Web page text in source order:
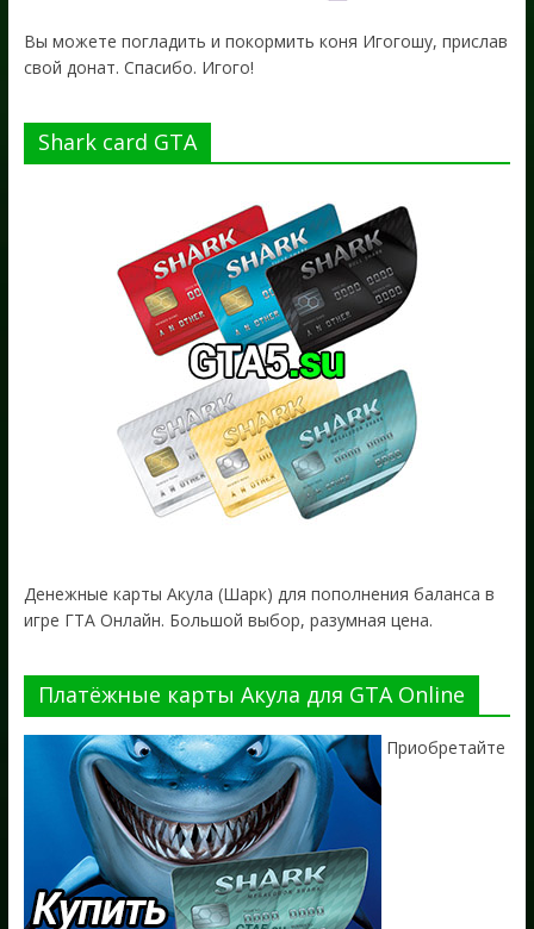
Вы можете погладить и покормить коня Игогошу, прислав
свой донат. Спасибо. Игого!
Shark card GTA
Денежные карты Акула (Шарк) для пополнения баланса в
игре ГТА Онлайн. Большой выбор, разумная цена.
Платёжные карты Акула для GTA Online
Приобретайте